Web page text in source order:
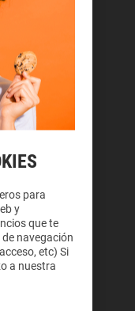
es
codificado
que pueda
no
y el sistema
tabla que
las que se
de cara de
aparecen todas
los
para
y
que te
navegación
etc) Si
a nuestra